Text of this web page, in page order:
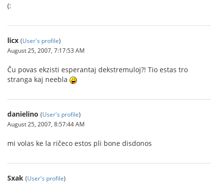
(:
licx (User's profile)
August 25, 2007, 7:17:53 AM
Ĉu povas ekzisti esperantaj dekstremuloj?! Tio estas tro
stranga kaj neebla
danielino (User's profile)
August 25, 2007, 8:57:44 AM
mi volas ke la riĉeco estos pli bone disdonos
Sxak (User's profile)